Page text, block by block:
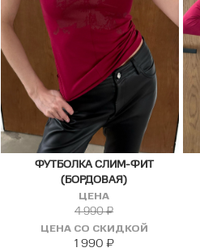
ФУТБОЛКА СЛИМ-ФИТ
(БОРДОВАЯ)
ЦЕНА
4 990₽
ЦЕНА СО СКИДКОЙ
1 990 ₽